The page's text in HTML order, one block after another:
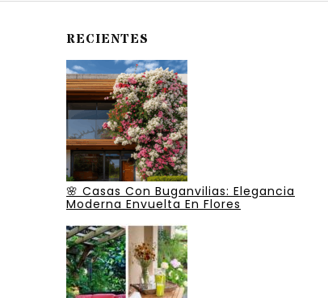
RECIENTES
🌸 Casas Con Buganvilias: Elegancia
Moderna Envuelta En Flores